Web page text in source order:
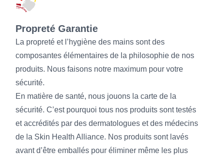
Propreté Garantie
La propreté et l’hygiène des mains sont des
composantes élémentaires de la philosophie de nos
produits. Nous faisons notre maximum pour votre
sécurité.
En matière de santé, nous jouons la carte de la
sécurité. C’est pourquoi tous nos produits sont testés
et accrédités par des dermatologues et des médecins
de la Skin Health Alliance. Nos produits sont lavés
avant d’être emballés pour éliminer même les plus